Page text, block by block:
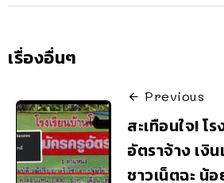
เรื่องอื่นๆ
Previous
สะเทือนใจ! โ
อัตราจ้าง เงิ
ชาวเน็ตฉะ น้